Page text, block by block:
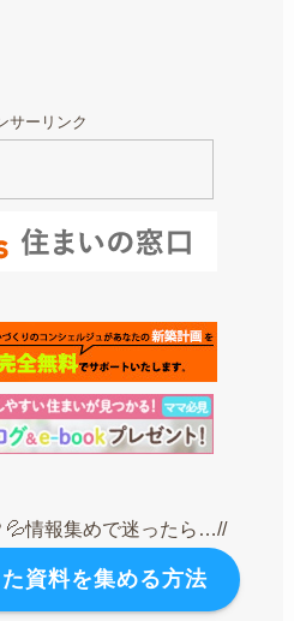
サーリンク
情報集めで迷ったら…//
資料を集める方法